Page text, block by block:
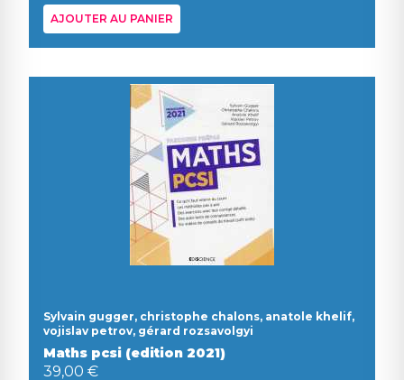
AJOUTER AU PANIER
Sylvain gugger, christophe chalons, anatole khelif,
vojislav petrov, gérard rozsavolgyi
Maths pcsi (edition 2021)
39,00 €